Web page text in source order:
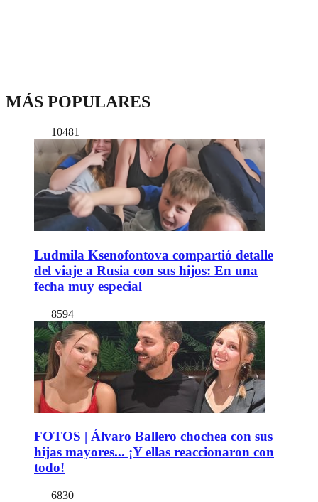
MÁS POPULARES
10481
Ludmila Ksenofontova compartió detalle
del viaje a Rusia con sus hijos: En una
fecha muy especial
8594
FOTOS | Álvaro Ballero chochea con sus
hijas mayores... ¡Y ellas reaccionaron con
todo!
6830